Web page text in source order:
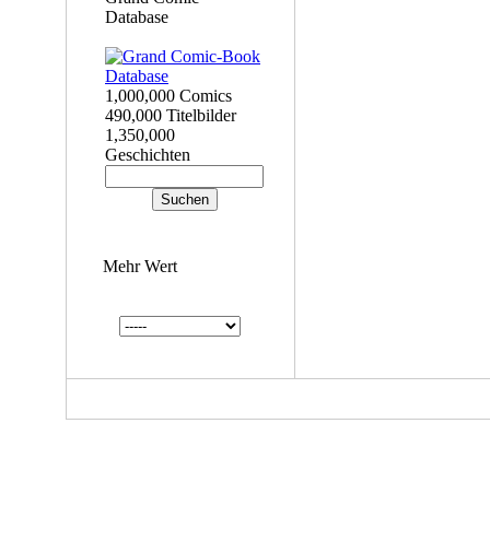
Database
1,000,000 Comics
490,000 Titelbilder
1,350,000
Geschichten
Mehr Wert